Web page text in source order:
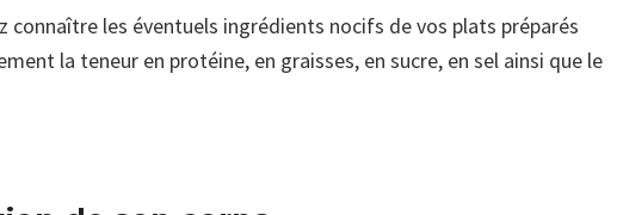
connaître les éventuels ingrédients nocifs de vos plats préparés
la teneur en protéine, en graisses, en sucre, en sel ainsi que le